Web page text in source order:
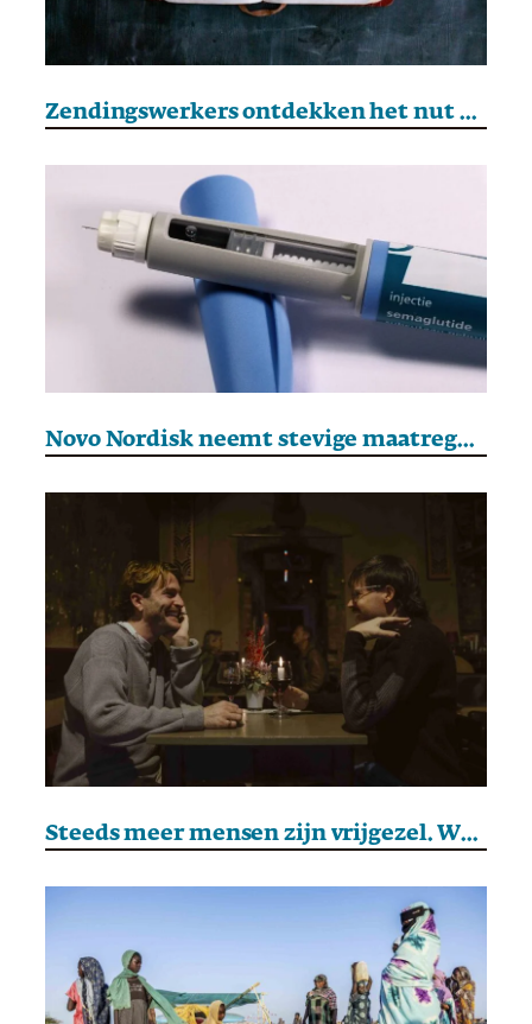
Zendingswerkers ontdekken het nut van AI voor Bijbelvertaalwerk
Novo Nordisk neemt stevige maatregelen om koppositie te behouden
Steeds meer mensen zijn vrijgezel. Wat zijn de gevolgen?